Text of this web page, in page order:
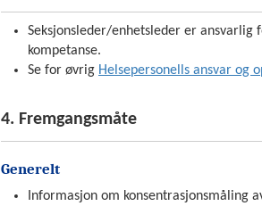
Seksjonsleder/enhetsleder er
kompetanse.
Se for øvrig Helsepersonells ansvar og
4. Fremgangsmåte
Generelt
Informasjon om konsentrasjonsmåling